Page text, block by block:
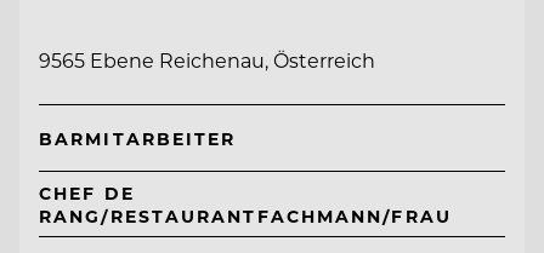
9565 Ebene Reichenau, Österreich
BARMITARBEITER
CHEF DE
RANG/RESTAURANTFACHMANN/FRAU